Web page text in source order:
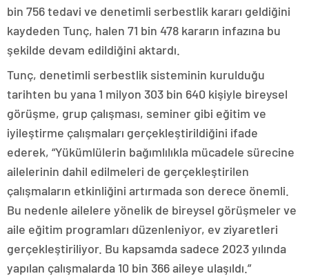
bin 756 tedavi ve denetimli serbestlik kararı geldiğini
kaydeden Tunç, halen 71 bin 478 kararın infazına bu
şekilde devam edildiğini aktardı.
Tunç, denetimli serbestlik sisteminin kurulduğu
tarihten bu yana 1 milyon 303 bin 640 kişiyle bireysel
görüşme, grup çalışması, seminer gibi eğitim ve
iyileştirme çalışmaları gerçekleştirildiğini ifade
ederek, “Yükümlülerin bağımlılıkla mücadele sürecine
ailelerinin dahil edilmeleri de gerçekleştirilen
çalışmaların etkinliğini artırmada son derece önemli.
Bu nedenle ailelere yönelik de bireysel görüşmeler ve
aile eğitim programları düzenleniyor, ev ziyaretleri
gerçekleştiriliyor. Bu kapsamda sadece 2023 yılında
yapılan çalışmalarda 10 bin 366 aileye ulaşıldı.”